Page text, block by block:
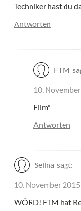
Techniker hast du
Antworten
FTM
10.
Film*
Antworten
Selina sagt:
10. November
WÖRD! FTM hat